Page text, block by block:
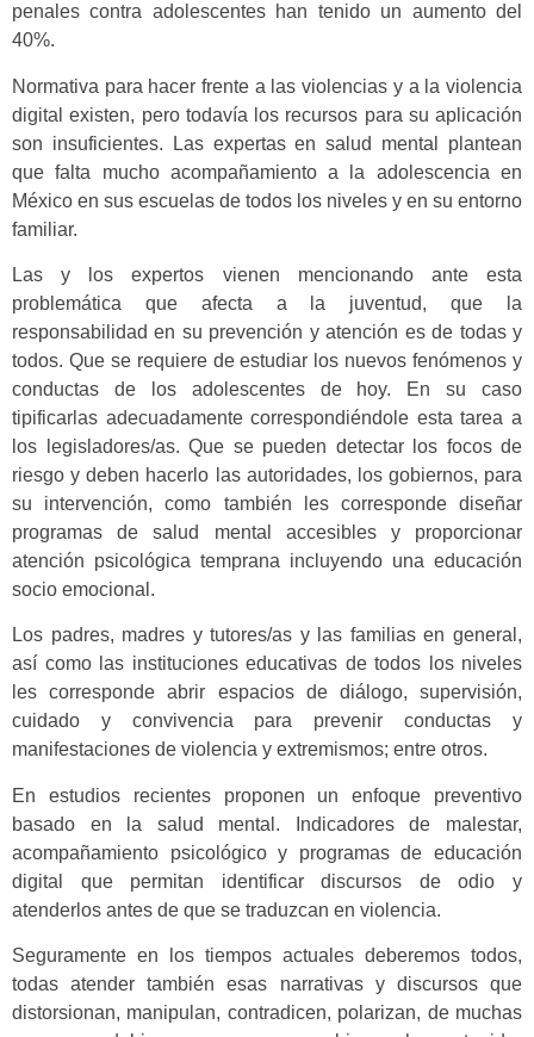
penales contra adolescentes han tenido un aumento del
40%.
Normativa para hacer frente a las violencias y a la violencia
digital existen, pero todavía los recursos para su aplicación
son insuficientes. Las expertas en salud mental plantean
que falta mucho acompañamiento a la adolescencia en
México en sus escuelas de todos los niveles y en su entorno
familiar.
Las y los expertos vienen mencionando ante esta
problemática que afecta a la juventud, que la
responsabilidad en su prevención y atención es de todas y
todos. Que se requiere de estudiar los nuevos fenómenos y
conductas de los adolescentes de hoy. En su caso
tipificarlas adecuadamente correspondiéndole esta tarea a
los legisladores/as. Que se pueden detectar los focos de
riesgo y deben hacerlo las autoridades, los gobiernos, para
su intervención, como también les corresponde diseñar
programas de salud mental accesibles y proporcionar
atención psicológica temprana incluyendo una educación
socio emocional.
Los padres, madres y tutores/as y las familias en general,
así como las instituciones educativas de todos los niveles
les corresponde abrir espacios de diálogo, supervisión,
cuidado y convivencia para prevenir conductas y
manifestaciones de violencia y extremismos; entre otros.
En estudios recientes proponen un enfoque preventivo
basado en la salud mental. Indicadores de malestar,
acompañamiento psicológico y programas de educación
digital que permitan identificar discursos de odio y
atenderlos antes de que se traduzcan en violencia.
Seguramente en los tiempos actuales deberemos todos,
todas atender también esas narrativas y discursos que
distorsionan, manipulan, contradicen, polarizan, de muchas